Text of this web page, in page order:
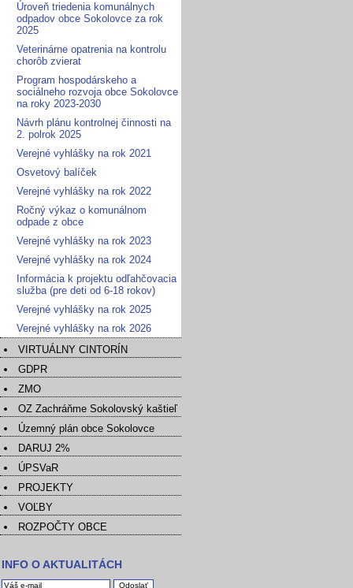
Úroveň triedenia komunálnych
odpadov obce Sokolovce za rok
2025
Veterinárne opatrenia na kontrolu
chorôb zvierat
Program hospodárskeho a
sociálneho rozvoja obce Sokolovce
na roky 2023-2030
Návrh plánu kontrolnej činnosti na
2. polrok 2025
Verejné vyhlášky na rok 2021
Osvetový balíček
Verejné vyhlášky na rok 2022
Ročný výkaz o komunálnom
odpade z obce
Verejné vyhlášky na rok 2023
Verejné vyhlášky na rok 2024
Informácia k projektu odľahčovacia
služba (pre deti od 6-18 rokov)
Verejné vyhlášky na rok 2025
Verejné vyhlášky na rok 2026
VIRTUÁLNY CINTORÍN
GDPR
ZMO
OZ Zachráňme Sokolovský kaštieľ
Územný plán obce Sokolovce
DARUJ 2%
ÚPSVaR
PROJEKTY
VOĽBY
ROZPOČTY OBCE
INFO O AKTUALITÁCH